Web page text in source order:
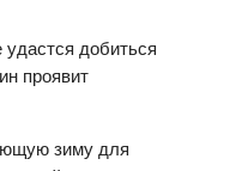
добиться
проявит
зиму для